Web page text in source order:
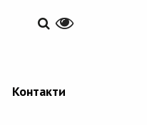
Контакти